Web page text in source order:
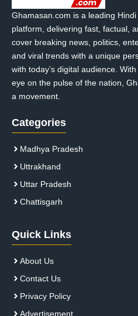
Ghamasan.com is a leading
platform, delivering fast, factual,
cover breaking news, politics,
and viral trends with a unique
with today’s digital audience.
eye on the pulse of the nation,
a movement.
Categories
Madhya Pradesh
Uttrakhand
Uttar Pradesh
Chattisgarh
Quick Links
About Us
Contact Us
Privacy Policy
Advertisement